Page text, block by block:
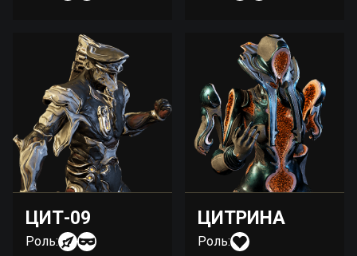
ЦИТ-09
Роль:
ЦИТРИНА
Роль: